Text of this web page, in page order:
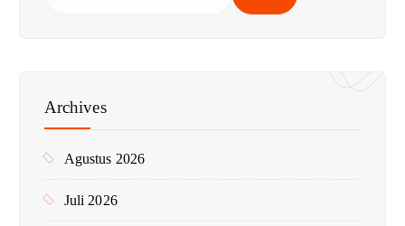
n
k
Archives
Agustus 2026
Juli 2026